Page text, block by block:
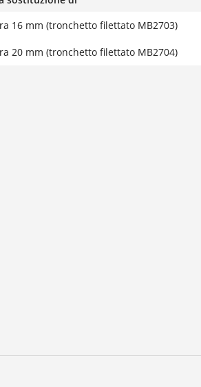
16 mm (tronchetto filettato MB2703)
20 mm (tronchetto filettato MB2704)